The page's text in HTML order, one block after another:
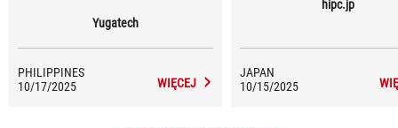
looks and gamer feel of the original
handheld device.
Yugatech
PHILIPPINES
10/17/2025
WIĘCEJ
hipc.jp
JAPAN
10/15/2025